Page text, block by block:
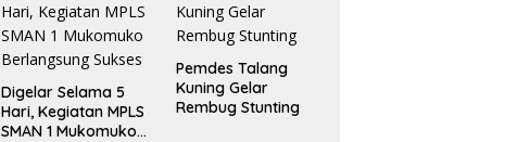
Digelar Selama 5
Hari, Kegiatan MPLS
SMAN 1 Mukomuko
Pemdes Talang
Kuning Gelar
Rembug Stunting